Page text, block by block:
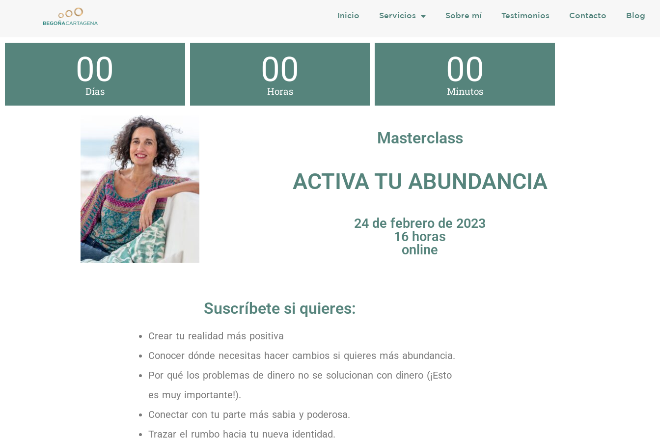
Inicio Servicios Sobre mí Testimonios Contacto Blog
00
Días
00
Horas
00
Minutos
Masterclass
ACTIVA TU ABUNDANCIA
24 de febrero de 2023
16 horas
online
Suscríbete si quieres:
Crear tu realidad más positiva
Conocer dónde necesitas hacer cambios si quieres más abundancia.
Por qué los problemas de dinero no se solucionan con dinero (¡Esto
es muy importante!).
Conectar con tu parte más sabia y poderosa.
Trazar el rumbo hacia tu nueva identidad.